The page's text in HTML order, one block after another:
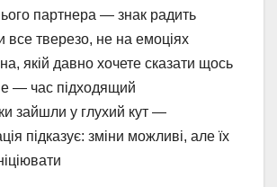
партнера — знак радить
все тверезо, не на емоціях
якій давно хочете сказати щось
— час підходящий
зайшли у глухий кут —
підказує: зміни можливі, але їх